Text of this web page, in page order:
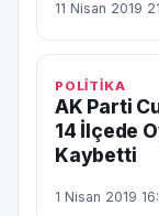
11 Nisan 2019
POLİTİKA
AK Parti
14 İlçede
Kaybetti
1 Nisan 2019